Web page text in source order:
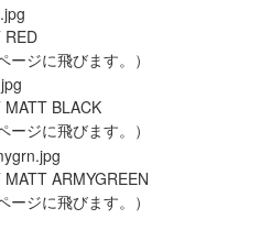
RED
ジに飛びます。）
BLACK
ジに飛びます。）
ARMYGREEN
ジに飛びます。）